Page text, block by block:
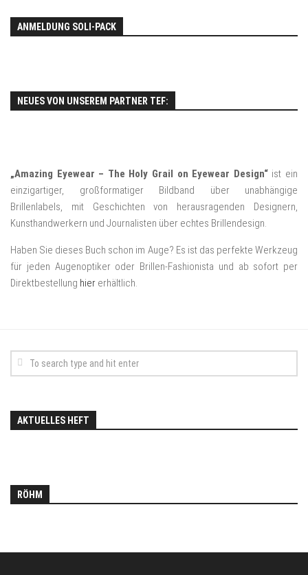
ANMELDUNG SOLI-PACK
NEUES VON UNSEREM PARTNER TEF:
„Amazing Eyewear – The Holy Grail on Eyewear Design“ist ein
einzigartiger, großformatiger Bildband über unabhängige
Brillenlabels, mit Geschichten von herausragenden Designern,
Kunsthandwerkern und Journalisten über echtes Brillendesign.
Haben Sie dieses Buch schon im Auge? Es ist das perfekte Werkzeug
für jeden Augenoptiker oder Brillen-Fashionista und ab sofort per
Direktbestellung hier erhältlich.
AKTUELLES HEFT
RÖHM